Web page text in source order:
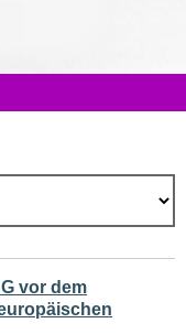
vor dem